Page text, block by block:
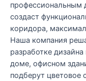
профессиональным
создаст
коридора,
Наша компания
разработке
доме, офисном
подберут